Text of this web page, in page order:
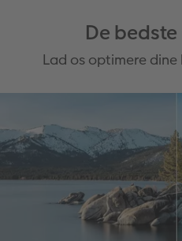
De
Lad os optimere